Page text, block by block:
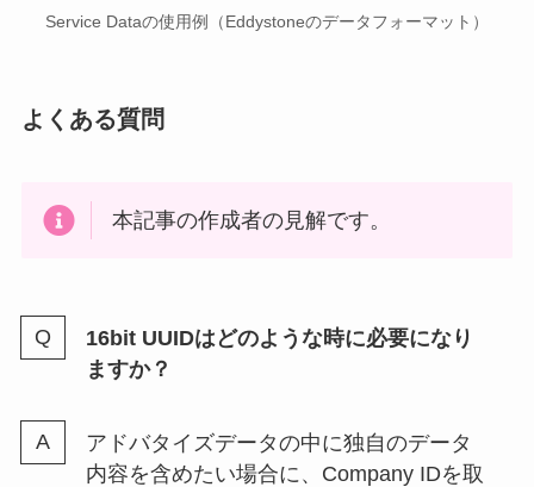
Service Dataの使用例（Eddystoneのデータフォーマット）
よくある質問
本記事の作成者の見解です。
16bit UUIDはどのような時に必要になり
ますか？
アドバタイズデータの中に独自のデータ
内容を含めたい場合に、Company IDを取